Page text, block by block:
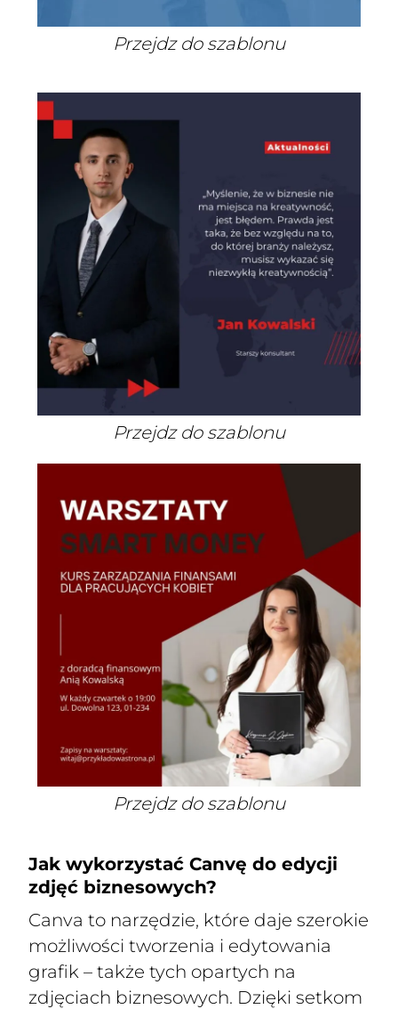
Przejdz do szablonu
Przejdz do szablonu
Przejdz do szablonu
Jak wykorzystać Canvę do edycji
zdjęć biznesowych?
Canva to narzędzie, które daje szerokie
możliwości tworzenia i edytowania
grafik – także tych opartych na
zdjęciach biznesowych. Dzięki setkom